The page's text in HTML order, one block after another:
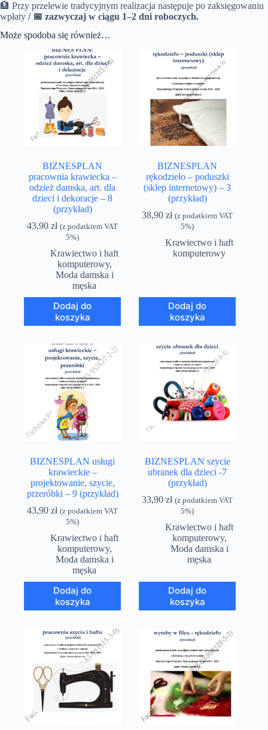
🏦 Przy przelewie tradycyjnym realizacja następuje po zaksięgowaniu
wpłaty / 📅 zazwyczaj w ciągu 1–2 dni roboczych.
Może spodoba się również…
BIZNESPLAN
pracownia krawiecka –
odzież damska, art. dla
dzieci i dekoracje – 8
(przykład)
43,90zł (z podatkiem VAT
5%)
Krawiectwo i haft
komputerowy,
Moda damska i
męska
Dodaj do
koszyka
BIZNESPLAN
rękodzieło – poduszki
(sklep internetowy) – 3
(przykład)
38,90zł (z podatkiem VAT
5%)
Krawiectwo i haft
komputerowy
Dodaj do
koszyka
BIZNESPLAN usługi
krawieckie –
projektowanie, szycie,
przeróbki – 9 (przykład)
43,90zł (z podatkiem VAT
5%)
Krawiectwo i haft
komputerowy,
Moda damska i
męska
Dodaj do
koszyka
BIZNESPLAN szycie
ubranek dla dzieci -7
(przykład)
33,90zł (z podatkiem VAT
5%)
Krawiectwo i haft
komputerowy,
Moda damska i
męska
Dodaj do
koszyka